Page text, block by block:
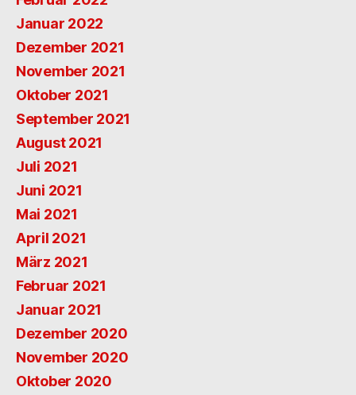
Januar 2022
Dezember 2021
November 2021
Oktober 2021
September 2021
August 2021
Juli 2021
Juni 2021
Mai 2021
April 2021
März 2021
Februar 2021
Januar 2021
Dezember 2020
November 2020
Oktober 2020